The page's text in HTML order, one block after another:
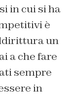
in cui si ha
è
un
a che fare
sempre
in